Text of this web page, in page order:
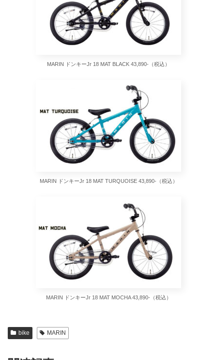
MARIN ドンキーJr 18 MAT BLACK 43,890-（税込）
MARIN ドンキーJr 18 MAT TURQUOISE 43,890-（税込）
MARIN ドンキーJr 18 MAT MOCHA 43,890-（税込）
bike MARIN